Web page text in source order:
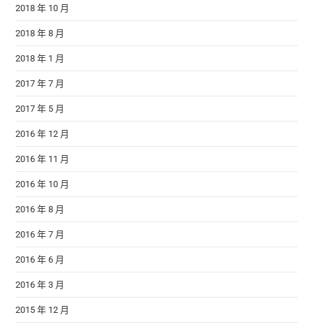
2018 年 10 月
2018 年 8 月
2018 年 1 月
2017 年 7 月
2017 年 5 月
2016 年 12 月
2016 年 11 月
2016 年 10 月
2016 年 8 月
2016 年 7 月
2016 年 6 月
2016 年 3 月
2015 年 12 月